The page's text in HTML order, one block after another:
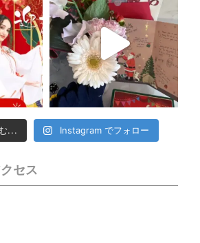
... Instagram でフォロー
セス